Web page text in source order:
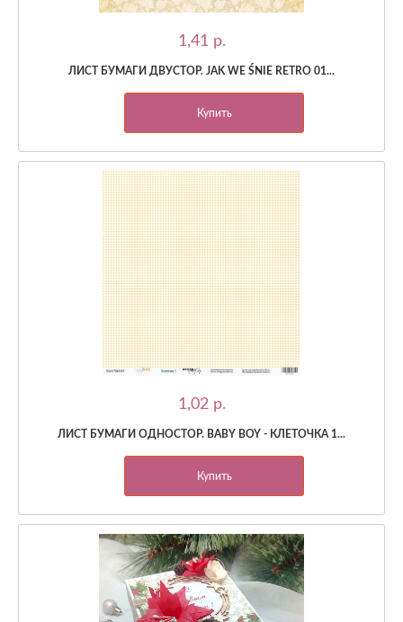
1,41 p.
ЛИСТ БУМАГИ ДВУСТОР. JAK WE ŚNIE RETRO 01...
Купить
1,02 p.
ЛИСТ БУМАГИ ОДНОСТОР. BABY BOY - КЛЕТОЧКА 1...
Купить